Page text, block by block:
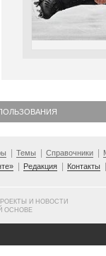
Темы Справочники
Редакция Контакты
И НОВОСТИ
ОСНОВЕ